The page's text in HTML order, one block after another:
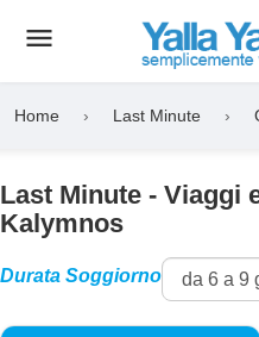
Toggle
menu
Home › Last Minute ›
Last Minute - Viaggi
Kalymnos
Durata Soggiorno